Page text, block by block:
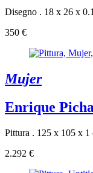
Disegno . 18 x 26 x
350 €
Mujer
Enrique
Pittura . 125 x 105 x 1
2.292 €